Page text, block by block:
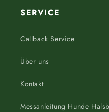
SERVICE
Callback Service
Über uns
Kontakt
Messanleitung Hunde